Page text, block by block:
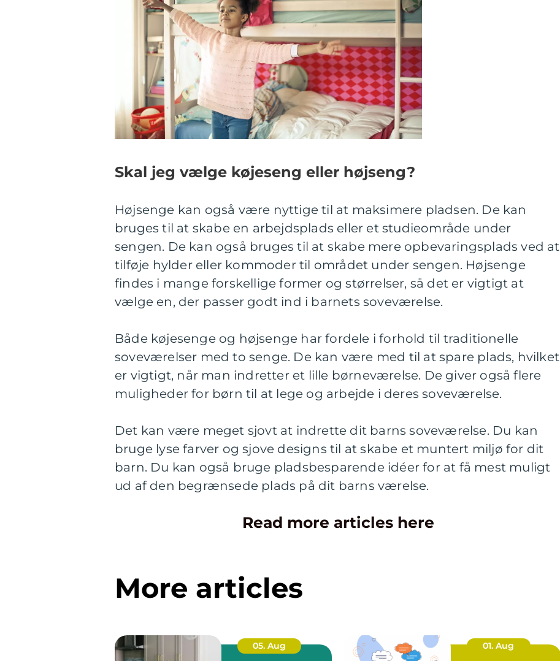
Skal jeg vælge køjeseng eller højseng?
Højsenge kan også være nyttige til at maksimere pladsen. De kan
bruges til at skabe en arbejdsplads eller et studieområde under
sengen. De kan også bruges til at skabe mere opbevaringsplads ved at
tilføje hylder eller kommoder til området under sengen. Højsenge
findes i mange forskellige former og størrelser, så det er vigtigt at
vælge en, der passer godt ind i barnets soveværelse.
Både køjesenge og højsenge har fordele i forhold til traditionelle
soveværelser med to senge. De kan være med til at spare plads, hvilket
er vigtigt, når man indretter et lille børneværelse. De giver også flere
muligheder for børn til at lege og arbejde i deres soveværelse.
Det kan være meget sjovt at indrette dit barns soveværelse. Du kan
bruge lyse farver og sjove designs til at skabe et muntert miljø for dit
barn. Du kan også bruge pladsbesparende idéer for at få mest muligt
ud af den begrænsede plads på dit barns værelse.
Read more articles here
More articles
05. Aug
01. Aug